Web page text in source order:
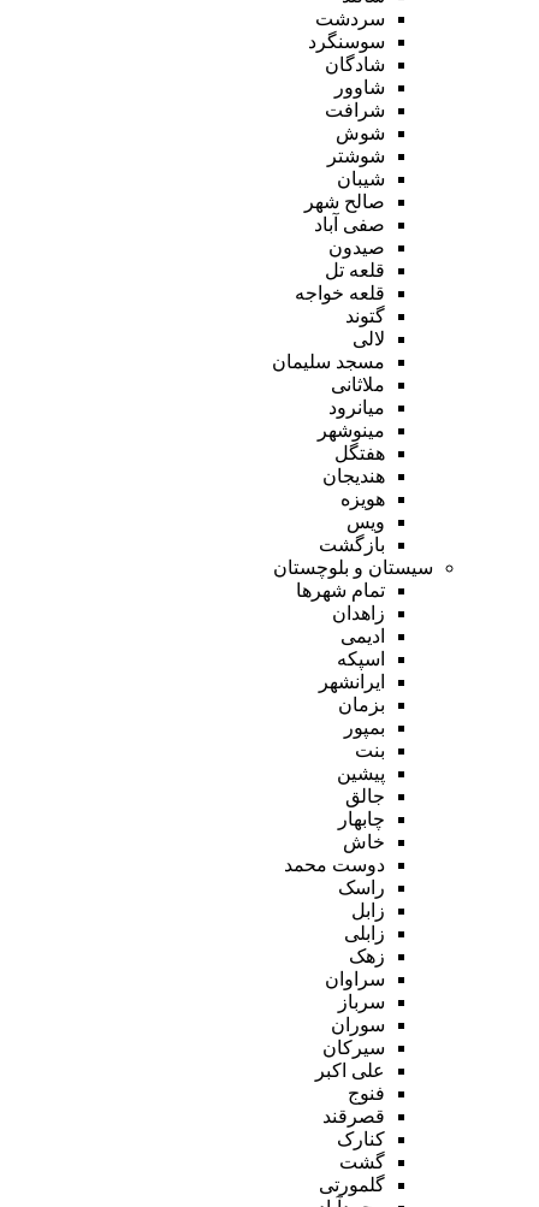
سردشت
سوسنگرد
شادگان
شاوور
شرافت
شوش
شوشتر
شیبان
صالح شهر
صفی آباد
صیدون
قلعه تل
قلعه خواجه
گتوند
لالی
مسجد سلیمان
ملاثانی
میانرود
مینوشهر
هفتگل
هندیجان
هویزه
ویس
بازگشت
سیستان و بلوچستان
تمام شهر‌ها
زاهدان
ادیمی
اسپکه
ایرانشهر
بزمان
بمپور
بنت
پیشین
جالق
چابهار
خاش
دوست محمد
راسک
زابل
زابلی
زهک
سراوان
سرباز
سوران
سیرکان
علی اکبر
فنوج
قصرقند
کنارک
گشت
گلمورتی